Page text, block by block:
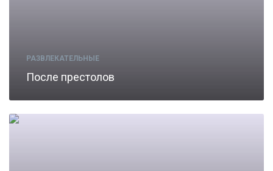
РАЗВЛЕКАТЕЛЬНЫЕ
После престолов